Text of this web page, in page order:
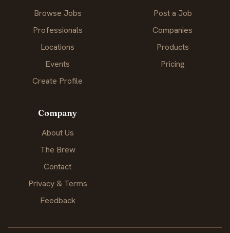
Browse Jobs
Professionals
Locations
Events
Create Profile
Post a Job
Companies
Products
Pricing
Company
About Us
The Brew
Contact
Privacy & Terms
Feedback